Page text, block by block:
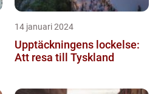
14 januari 2024
Upptäckningens lockelse:
Att resa till Tyskland